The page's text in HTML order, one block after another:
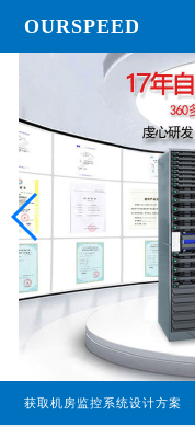
OURSPEED
获取机房监控系统设计方案
专业型主机
经济型主机